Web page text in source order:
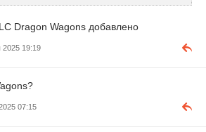
Dragon Wagons добавлено
2025 19:19
07:15